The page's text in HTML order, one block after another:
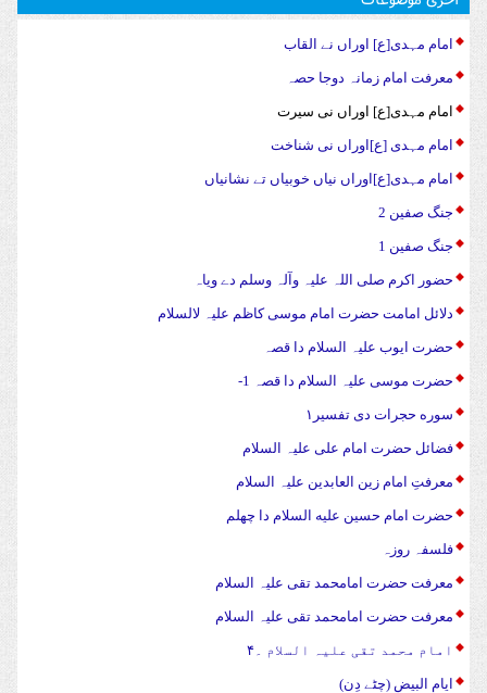
امام مہدی[ع] اوراں نے القاب
معرفت امام زمانہ دوجا حصہ
امام مہدی[ع] اوراں نی سیرت
امام مہدی [ع]اوراں نی شناخت
امام مہدی[ع]اوراں نیاں خوبیاں تے نشانیاں
جنگ صفین 2
جنگ صفین 1
حضور اکرم صلی اللہ علیہ وآلہ وسلم دے ویاہ
دلائل امامت حضرت امام موسی کاظم علیہ لالسلام
حضرت ایوب علیہ السلام دا قصہ
حضرت موسی علیہ السلام دا قصہ 1-
سوره حجرات دی تفسیر۱
فضائل حضرت امام علی علیہ السلام
معرفتِ امام زین العابدین علیہ السلام
حضرت امام حسین علیه السلام دا چهلم
فلسفہ روزہ
معرفت حضرت امامحمد تقی علیہ السلام
معرفت حضرت امامحمد تقی علیہ السلام
امام محمد تقی علیہ السلام ۔۴
ایام البیض (چٹے دِن)